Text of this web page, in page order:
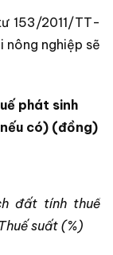
153/2011/TT-
nông nghiệp sẽ
phát sinh
có) (đồng)
đất tính thuế
suất (%)